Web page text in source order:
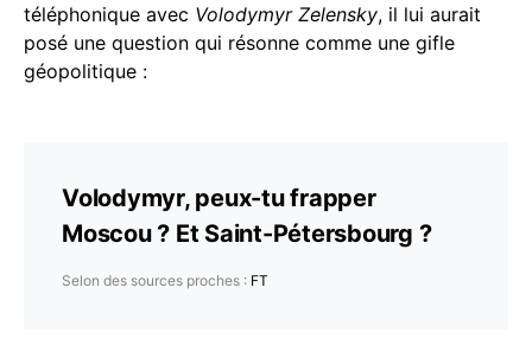
téléphonique avec Volodymyr Zelensky, il lui aurait
posé une question qui résonne comme une gifle
géopolitique :
Volodymyr, peux-tu frapper
Moscou ? Et Saint-Pétersbourg ?
Selon des sources proches : FT